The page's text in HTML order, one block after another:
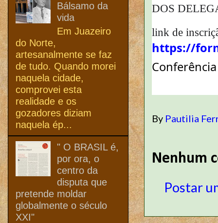
DOS
link de
https://
By Pautilia
Nenhum
Postar
Bálsamo da
vida
Em Juazeiro
do Norte,
artesanalmente se faz
de tudo. Quando morei
naquela cidade,
comprovei esta
realidade e os
gozadores diziam
naquela ép...
" O BRASIL é,
por ora, o
centro da
disputa que
pretende moldar
globalmente o século
XXI"